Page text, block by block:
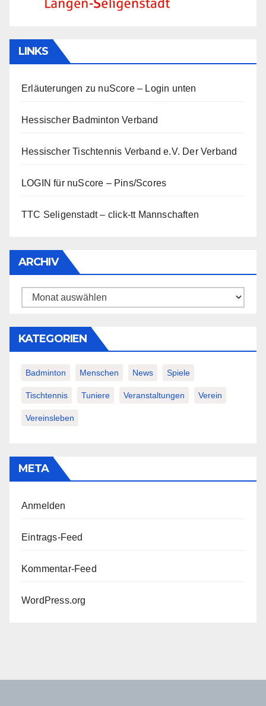
LINKS
Erläuterungen zu nuScore– Login unten
Hessischer Badminton Verband
Hessischer Tischtennis Verband e.V. Der Verband
LOGIN für nuScore – Pins/Scores
TTC Seligenstadt – click-tt Mannschaften
ARCHIV
Archiv
KATEGORIEN
Badminton Menschen News Spiele
Tischtennis Tuniere Veranstaltungen Verein
Vereinsleben
META
Anmelden
Eintrags-Feed
Kommentar-Feed
WordPress.org